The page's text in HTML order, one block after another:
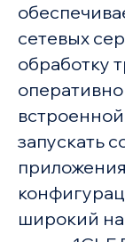
сетевых
обработку
запускать
широкий